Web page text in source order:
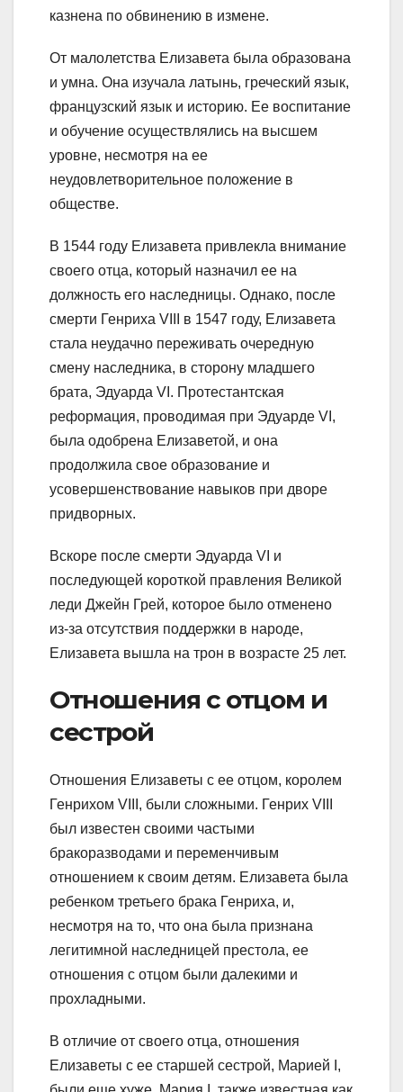
казнена по обвинению в измене.
От малолетства Елизавета была образована
и умна. Она изучала латынь, греческий язык,
французский язык и историю. Ее воспитание
и обучение осуществлялись на высшем
уровне, несмотря на ее
неудовлетворительное положение в
обществе.
В 1544 году Елизавета привлекла внимание
своего отца, который назначил ее на
должность его наследницы. Однако, после
смерти Генриха VIII в 1547 году, Елизавета
стала неудачно переживать очередную
смену наследника, в сторону младшего
брата, Эдуарда VI. Протестантская
реформация, проводимая при Эдуарде VI,
была одобрена Елизаветой, и она
продолжила свое образование и
усовершенствование навыков при дворе
придворных.
Вскоре после смерти Эдуарда VI и
последующей короткой правления Великой
леди Джейн Грей, которое было отменено
из-за отсутствия поддержки в народе,
Елизавета вышла на трон в возрасте 25 лет.
Отношения с отцом и
сестрой
Отношения Елизаветы с ее отцом, королем
Генрихом VIII, были сложными. Генрих VIII
был известен своими частыми
бракоразводами и переменчивым
отношением к своим детям. Елизавета была
ребенком третьего брака Генриха, и,
несмотря на то, что она была признана
легитимной наследницей престола, ее
отношения с отцом были далекими и
прохладными.
В отличие от своего отца, отношения
Елизаветы с ее старшей сестрой, Марией I,